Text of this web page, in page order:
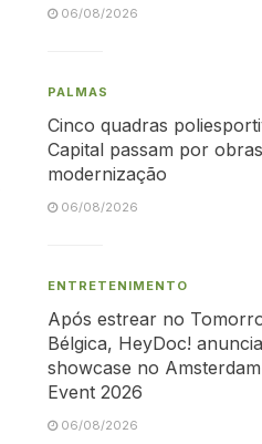
06/08/2026
PALMAS
Cinco quadras
Capital passam por
modernização
06/08/2026
ENTRETENIMENTO
Após estrear no
Bélgica, HeyDoc!
showcase no
Event 2026
06/08/2026